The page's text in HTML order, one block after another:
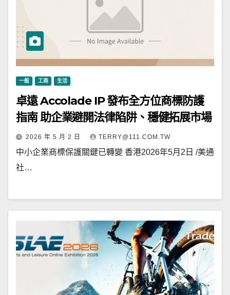
一般 工商 生活
卓遠 Accolade IP 發布全方位商標防護
指南 助企業避開法律陷阱、穩健拓展市場
2026 年 5 月 2 日 TERRY@111.COM.TW
中小企業商標保護關鍵已轉變 香港2026年5月2日 /美通
社…